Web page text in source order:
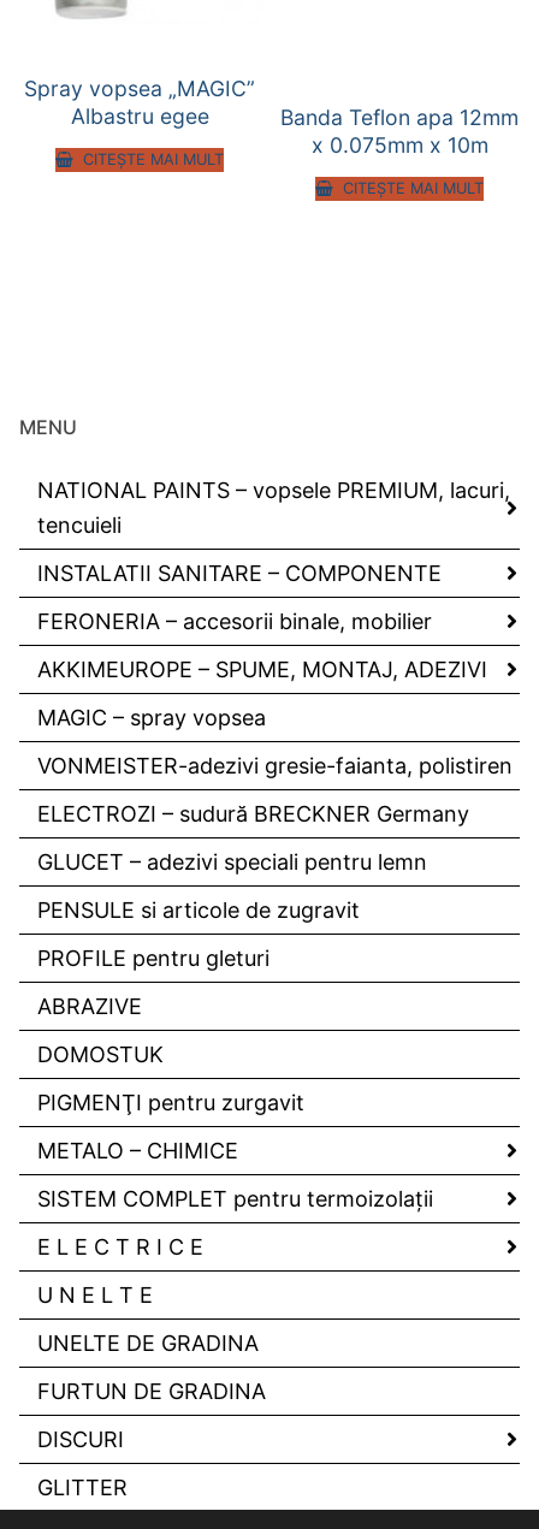
Spray vopsea „MAGIC”
Albastru egee
CITEȘTE MAI MULT
Banda Teflon apa 12mm
x 0.075mm x 10m
CITEȘTE MAI MULT
MENU
NATIONAL PAINTS – vopsele PREMIUM, lacuri,
tencuieli
INSTALATII SANITARE – COMPONENTE
FERONERIA – accesorii binale, mobilier
AKKIMEUROPE – SPUME, MONTAJ, ADEZIVI
MAGIC – spray vopsea
VONMEISTER-adezivi gresie-faianta, polistiren
ELECTROZI – sudură BRECKNER Germany
GLUCET – adezivi speciali pentru lemn
PENSULE si articole de zugravit
PROFILE pentru gleturi
ABRAZIVE
DOMOSTUK
PIGMENŢI pentru zurgavit
METALO – CHIMICE
SISTEM COMPLET pentru termoizolaţii
E L E C T R I C E
U N E L T E
UNELTE DE GRADINA
FURTUN DE GRADINA
DISCURI
GLITTER